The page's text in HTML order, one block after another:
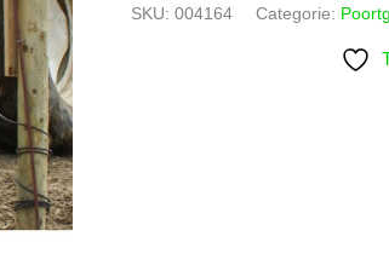
aantal
SKU: 004164 Categorie: